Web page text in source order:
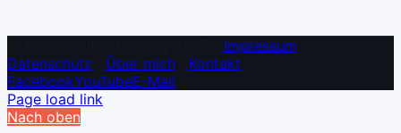
Impressum
Datenschutz
Über mich Kontakt
FacebookYouTubeE-Mail
Page load link
Nach oben